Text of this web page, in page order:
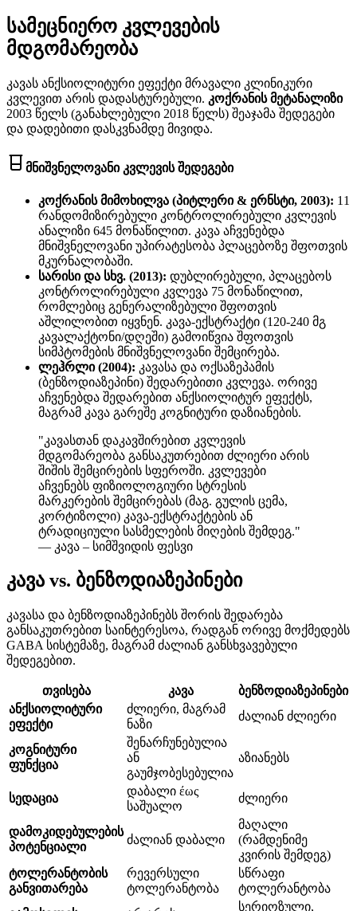
სამეცნიერო კვლევების
მდგომარეობა
კავას ანქსიოლიტური ეფექტი მრავალი კლინიკური
კვლევით არის დადასტურებული. კოქრანის მეტანალიზი
2003 წელს (განახლებული 2018 წელს) შეაჯამა შედეგები
და დადებითი დასკვნამდე მივიდა.
მნიშვნელოვანი კვლევის შედეგები
კოქრანის მიმოხილვა (პიტლერი & ერნსტი, 2003): 11
რანდომიზირებული კონტროლირებული კვლევის
ანალიზი 645 მონაწილით. კავა აჩვენებდა
მნიშვნელოვანი უპირატესობა პლაცებოზე შფოთვის
მკურნალობაში.
სარისი და სხვ. (2013): დუბლირებული, პლაცებოს
კონტროლირებული კვლევა 75 მონაწილით,
რომლებიც გენერალიზებული შფოთვის
აშლილობით იყვნენ. კავა-ექსტრაქტი (120-240 მგ
კავალაქტონი/დღეში) გამოიწვია შფოთვის
სიმპტომების მნიშვნელოვანი შემცირება.
ლეჰრლი (2004): კავასა და ოქსაზეპამის
(ბენზოდიაზეპინი) შედარებითი კვლევა. ორივე
აჩვენებდა შედარებით ანქსიოლიტურ ეფექტს,
მაგრამ კავა გარეშე კოგნიტური დაზიანების.
"კავასთან დაკავშირებით კვლევის
მდგომარეობა განსაკუთრებით ძლიერი არის
შიშის შემცირების სფეროში. კვლევები
აჩვენებს ფიზიოლოგიური სტრესის
მარკერების შემცირებას (მაგ. გულის ცემა,
კორტიზოლი) კავა-ექსტრაქტების ან
ტრადიციული სასმელების მიღების შემდეგ."
— კავა – სიმშვიდის ფესვი
კავა vs. ბენზოდიაზეპინები
კავასა და ბენზოდიაზეპინებს შორის შედარება
განსაკუთრებით საინტერესოა, რადგან ორივე მოქმედებს
GABA სისტემაზე, მაგრამ ძალიან განსხვავებული
შედეგებით.
თვისება კავა
ბენზოდიაზეპინები
ანქსიოლიტური
ეფექტი
ძლიერი, მაგრამ
ნაზი
ძალიან ძლიერი
კოგნიტური
ფუნქცია
შენარჩუნებულია
ან
გაუმჯობესებულია
აზიანებს
სედაცია
დაბალი έως
საშუალო
ძლიერი
დამოკიდებულების
პოტენციალი
ძალიან დაბალი
მაღალი
(რამდენიმე
კვირის შემდეგ)
ტოლერანტობის
განვითარება
რევერსული
ტოლერანტობა
სწრაფი
ტოლერანტობა
სერიოზული,